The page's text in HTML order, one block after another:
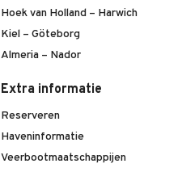
Hoek van Holland – Harwich
Kiel – Göteborg
Almeria – Nador
Extra informatie
Reserveren
Haveninformatie
Veerbootmaatschappijen